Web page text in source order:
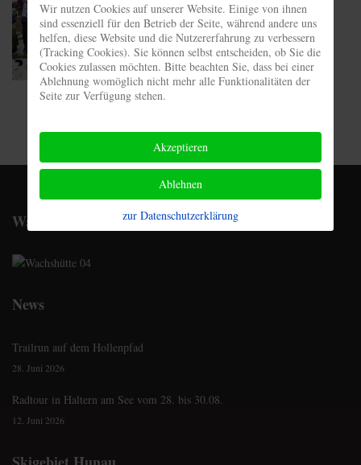
Wachshütte
News
Trailrun auf dem Hollenpfad
28. Juni 2026
Radtour in Haltern am See vom 28. bis 30.08.
12. Juni 2026
Wir nutzen Cookies auf unserer Website. Einige von ihnen
sind essenziell für den Betrieb der Seite, während andere uns
helfen, diese Website und die Nutzererfahrung zu verbessern
(Tracking Cookies). Sie können selbst entscheiden, ob Sie die
Cookies zulassen möchten. Bitte beachten Sie, dass bei einer
Ablehnung womöglich nicht mehr alle Funktionalitäten der
Seite zur Verfügung stehen.
Akzeptieren
Ablehnen
zur Datenschutzerklärung